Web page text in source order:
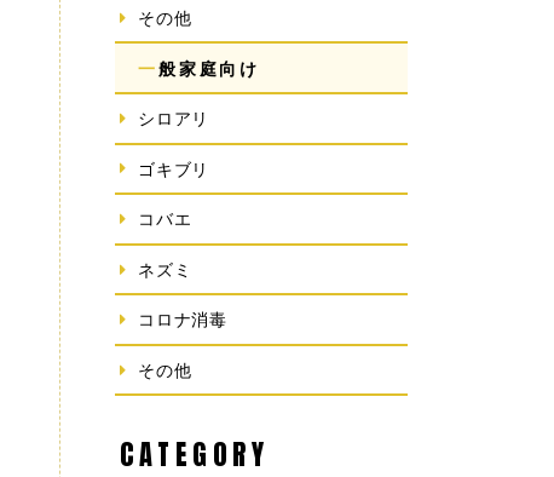
その他
一般家庭向け
シロアリ
ゴキブリ
コバエ
ネズミ
コロナ消毒
その他
CATEGORY